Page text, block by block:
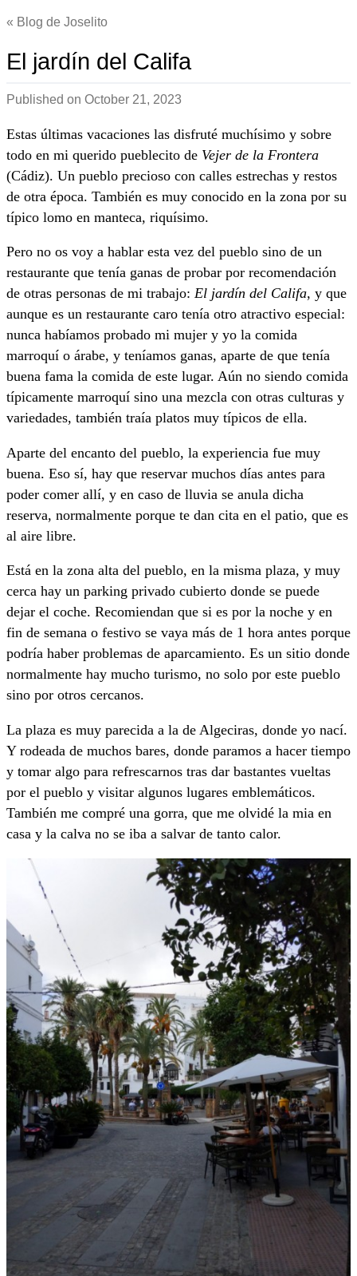
Blog de Joselito
El jardín del Califa
Published on October 21, 2023
Estas últimas vacaciones las disfruté muchísimo y sobre
todo en mi querido pueblecito de Vejer de la Frontera
(Cádiz). Un pueblo precioso con calles estrechas y restos
de otra época. También es muy conocido en la zona por su
típico lomo en manteca, riquísimo.
Pero no os voy a hablar esta vez del pueblo sino de un
restaurante que tenía ganas de probar por recomendación
de otras personas de mi trabajo: El jardín del Califa, y que
aunque es un restaurante caro tenía otro atractivo especial:
nunca habíamos probado mi mujer y yo la comida
marroquí o árabe, y teníamos ganas, aparte de que tenía
buena fama la comida de este lugar. Aún no siendo comida
típicamente marroquí sino una mezcla con otras culturas y
variedades, también traía platos muy típicos de ella.
Aparte del encanto del pueblo, la experiencia fue muy
buena. Eso sí, hay que reservar muchos días antes para
poder comer allí, y en caso de lluvia se anula dicha
reserva, normalmente porque te dan cita en el patio, que es
al aire libre.
Está en la zona alta del pueblo, en la misma plaza, y muy
cerca hay un parking privado cubierto donde se puede
dejar el coche. Recomiendan que si es por la noche y en
fin de semana o festivo se vaya más de 1 hora antes porque
podría haber problemas de aparcamiento. Es un sitio donde
normalmente hay mucho turismo, no solo por este pueblo
sino por otros cercanos.
La plaza es muy parecida a la de Algeciras, donde yo nací.
Y rodeada de muchos bares, donde paramos a hacer tiempo
y tomar algo para refrescarnos tras dar bastantes vueltas
por el pueblo y visitar algunos lugares emblemáticos.
También me compré una gorra, que me olvidé la mia en
casa y la calva no se iba a salvar de tanto calor.